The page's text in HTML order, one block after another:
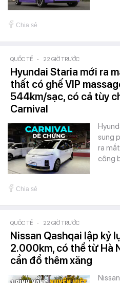
Chia sẻ
QUỐC TẾ - 22 GIỜ TRƯỚC
Hyundai Staria mới ra
thất có ghế VIP
544km/sạc, có cả tùy
Carnival
sung
ra
công
Chia sẻ
QUỐC TẾ - 22 GIỜ TRƯỚC
Nissan Qashqai lập kỷ
2.000km, có thể từ Hà
cần đổ thêm xăng